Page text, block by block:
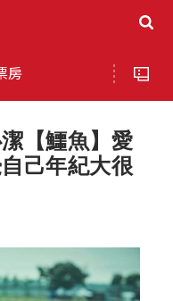
房
【鱷魚】愛
己年紀大很